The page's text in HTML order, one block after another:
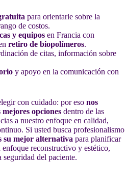
para orientarle sobre la
de costos.
y equipos en Francia con
retiro de biopolímeros.
de citas, información sobre
y apoyo en la comunicación con
con cuidado: por eso nos
opciones dentro de las
a nuestro enfoque en calidad,
Si usted busca profesionalismo
su mejor alternativa para planificar
reconstructivo y estético,
del paciente.